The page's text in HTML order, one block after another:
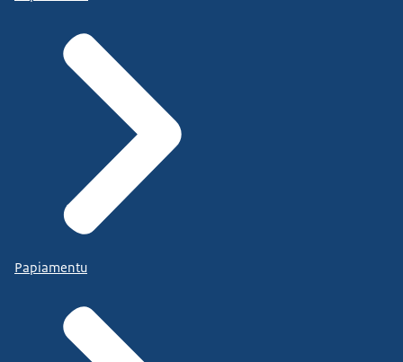
Papiamentu